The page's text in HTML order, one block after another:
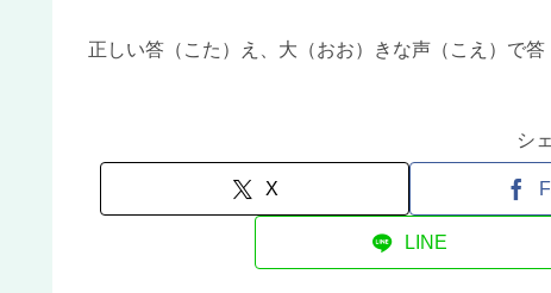
正しい答（こた）え、大（おお）きな声（こえ）で答
シ
X
LINE